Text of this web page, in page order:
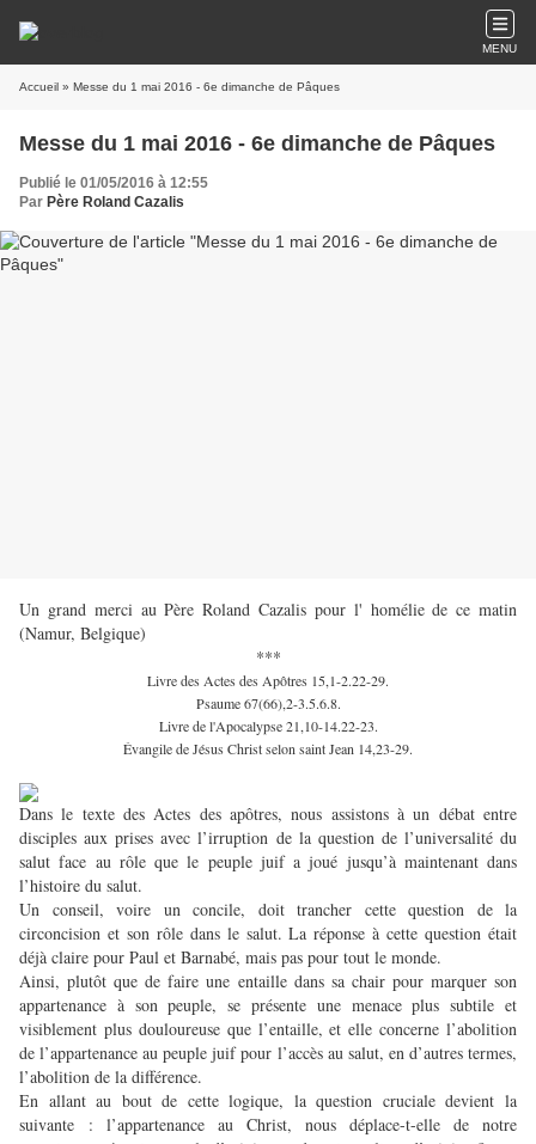
MENU
Accueil » Messe du 1 mai 2016 - 6e dimanche de Pâques
Messe du 1 mai 2016 - 6e dimanche de Pâques
Publié le 01/05/2016 à 12:55
Par Père Roland Cazalis
Un grand merci au Père Roland Cazalis pour l' homélie de ce matin
(Namur, Belgique)
***
Livre des Actes des Apôtres 15,1-2.22-29.
Psaume67(66),2-3.5.6.8.
Livre de l'Apocalypse21,10-14.22-23.
Évangile de Jésus Christ selon saint Jean 14,23-29.
Dans le texte des Actes des apôtres, nous assistons à un débat entre
disciples aux prises avec l’irruption de la question de l’universalité du
salut face au rôle que le peuple juif a joué jusqu’à maintenant dans
l’histoire du salut.
Un conseil, voire un concile, doit trancher cette question de la
circoncision et son rôle dans le salut. La réponse à cette question était
déjà claire pour Paul et Barnabé, mais pas pour tout le monde.
Ainsi, plutôt que de faire une entaille dans sa chair pour marquer son
appartenance à son peuple, se présente une menace plus subtile et
visiblement plus douloureuse que l’entaille, et elle concerne l’abolition
de l’appartenance au peuple juif pour l’accès au salut, en d’autres termes,
l’abolition de la différence.
En allant au bout de cette logique, la question cruciale devient la
suivante : l’appartenance au Christ, nous déplace-t-elle de notre